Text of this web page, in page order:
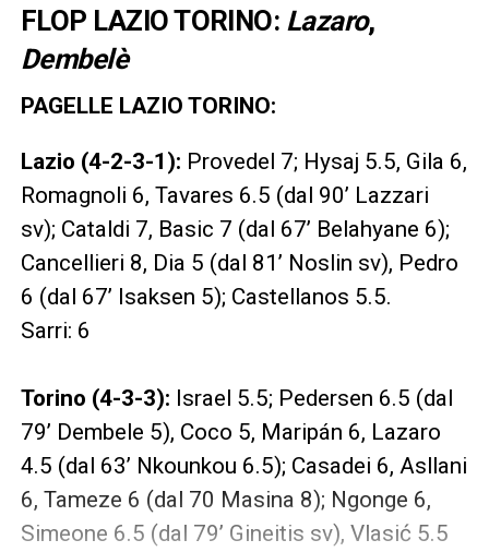
FLOP LAZIO TORINO: Lazaro,
Dembelè
PAGELLE LAZIO TORINO:
Lazio (4-2-3-1): Provedel 7; Hysaj 5.5, Gila 6,
Romagnoli 6, Tavares 6.5 (dal 90’ Lazzari
sv); Cataldi 7, Basic 7 (dal 67’ Belahyane 6);
Cancellieri 8, Dia 5 (dal 81’ Noslin sv), Pedro
6 (dal 67’ Isaksen 5); Castellanos 5.5.
Sarri: 6
Torino (4-3-3): Israel 5.5; Pedersen 6.5 (dal
79’ Dembele 5), Coco 5, Maripán 6, Lazaro
4.5 (dal 63’ Nkounkou 6.5); Casadei 6, Asllani
6, Tameze 6 (dal 70 Masina 8); Ngonge 6,
Simeone 6.5 (dal 79’ Gineitis sv), Vlasić 5.5